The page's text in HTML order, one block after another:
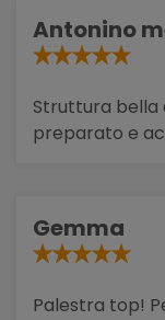
Antonino
Struttura bella
preparato e
Gemma
Palestra top!